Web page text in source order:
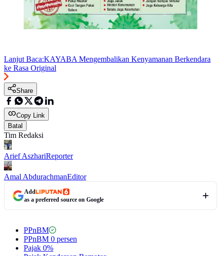
Lanjut Baca:KAYABA Mengembalikan Kenyamanan Berkendara
ke Rasa Original
Share
Copy Link
Batal
Tim Redaksi
Arief AszhariReporter
Amal AbdurachmanEditor
Add
as a preferred source on Google
PPnBM
PPnBM 0 persen
Pajak 0%